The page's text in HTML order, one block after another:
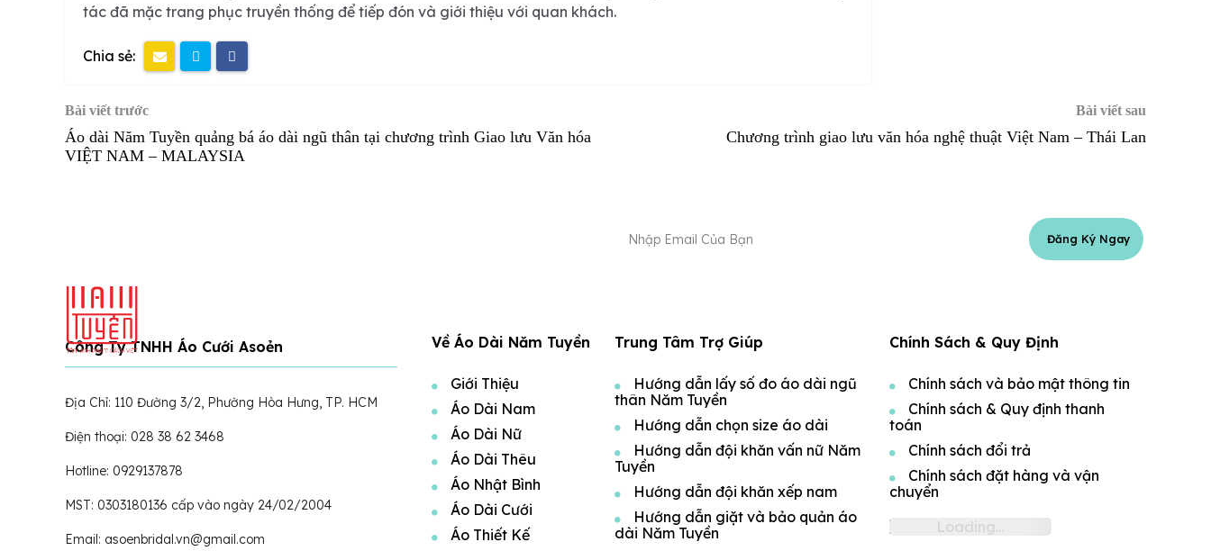
tác đã mặc trang phục truyền thống để tiếp đón và giới thiệu với quan khách.
Chia sẻ:
Bài viết trước
Áo dài Năm Tuyền quảng bá áo dài ngũ thân tại chương trình Giao lưu Văn hóa
VIỆT NAM – MALAYSIA
Bài viết sau
Chương trình giao lưu văn hóa nghệ thuật Việt Nam – Thái Lan
Đăng Ký Ngay
Công Ty TNHH Áo Cưới Asoẻn
Địa Chỉ: 110 Đường 3/2, Phường Hòa Hưng, TP. HCM
Điện thoại: 028 38 62 3468
Hotline: 0929137878
MST: 0303180136 cấp vào ngày 24/02/2004
Email: asoenbridal.vn@gmail.com
Về Áo Dài Năm Tuyền
Giới Thiệu
Áo Dài Nam
Áo Dài Nữ
Áo Dài Thêu
Áo Nhật Bình
Áo Dài Cưới
Áo Thiết Kế
Trung Tâm Trợ Giúp
Hướng dẫn lấy số đo áo dài ngũ
thân Năm Tuyền
Hướng dẫn chọn size áo dài
Hướng dẫn đội khăn vấn nữ Năm
Tuyền
Hướng dẫn đội khăn xếp nam
Hướng dẫn giặt và bảo quản áo
dài Năm Tuyền
Chính Sách & Quy Định
Chính sách và bảo mật thông tin
Chính sách & Quy định thanh
toán
Chính sách đổi trả
Chính sách đặt hàng và vận
chuyển